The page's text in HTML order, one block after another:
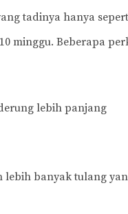
tadinya hanya
minggu. Beberapa
lebih panjang
lebih banyak tulang